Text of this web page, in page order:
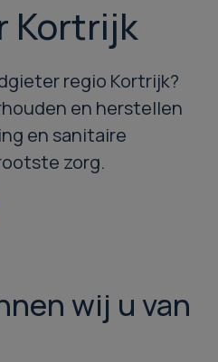
Kortrijk
regio Kortrijk?
en herstellen
en sanitaire
zorg.
wij u van